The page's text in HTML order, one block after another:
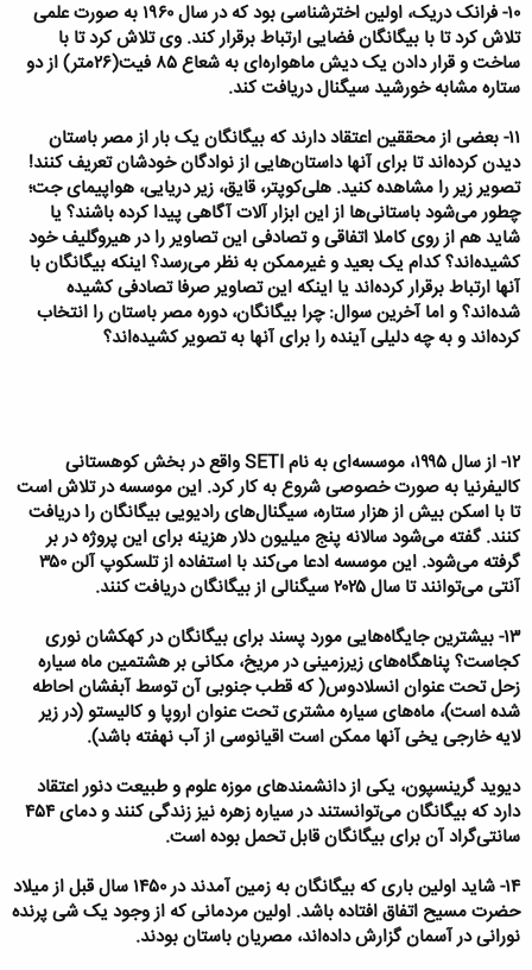
۱۰- فرانک دریک،‌ اولین اخترشناسی بود که در سال ۱۹۶۰ به صورت علمی
تلاش کرد تا با بیگانگان فضایی ارتباط برقرار کند. وی تلاش کرد تا با
ساخت و قرار دادن یک دیش ماهواره‌ای به شعاع ۸۵ فیت‌(۲۶متر) از دو
ستاره مشابه خورشید سیگنال دریافت کند.
۱۱- بعضی از محققین اعتقاد دارند که بیگانگان یک بار از مصر باستان
دیدن کرده‌اند تا برای آنها داستان‌هایی از نوادگان خودشان تعریف کنند!
تصویر زیر را مشاهده کنید. هلی‌کوپتر، قایق، زیر دریایی، هواپیمای جت؛
چطور می‌شود باستانی‌ها از این ابزار آلات آگاهی پیدا کرده باشند؟ یا
شاید هم از روی کاملا اتفاقی و تصادفی این تصاویر را در هیروگلیف خود
کشیده‌اند؟ کدام یک بعید و غیرممکن به نظر می‌رسد؟ اینکه بیگانگان با
آنها ارتباط برقرار کرده‌اند یا اینکه این تصاویر صرفا تصادفی کشیده
شده‌اند؟ و اما آخرین سوال: چرا بیگانگان، دوره مصر باستان را انتخاب
کرده‌اند و به چه دلیلی آینده را برای آنها به تصویر کشیده‌اند؟
۱۲- از سال ۱۹۹۵، موسسه‌ای به نام SETI‌ واقع در بخش کوهستانی
کالیفرنیا به صورت خصوصی شروع به کار کرد. این موسسه در تلاش است
تا با اسکن بیش از هزار ستاره، سیگنال‌های رادیویی بیگانگان را دریافت
کنند. گفته می‌شود سالانه پنج میلیون دلار هزینه برای این پروژه در بر
گرفته می‌شود. این موسسه ادعا می‌کند با استفاده از تلسکوپ آلن ۳۵۰
آنتی می‌توانند تا سال ۲۰۲۵ سیگنالی از بیگانگان دریافت کنند.
۱۳- بیشترین جایگاه‌هایی مورد پسند برای بیگانگان در کهکشان نوری
کجاست؟ پناهگاه‌های زیرزمینی در مریخ، مکانی بر هشتمین ماه سیاره
زحل تحت عنوان انسلادوس( که قطب جنوبی آن توسط آبفشان احاطه
شده است)، ماه‌های سیاره مشتری تحت عنوان اروپا و کالیستو (در زیر
لایه خارجی یخی آنها ممکن است اقیانوسی از آب نهفته باشد).
دیوید گرینسپون،‌ یکی از دانشمندهای موزه علوم و طبیعت دنور اعتقاد
دارد که بیگانگان می‌توانستند در سیاره زهره نیز زندگی کنند و دمای ۴۵۴
سانتی‌گراد آن برای بیگانگان قابل تحمل بوده است.
۱۴- شاید اولین باری که بیگانگان به زمین آمدند در ۱۴۵۰ سال قبل از میلاد
حضرت مسیح اتفاق افتاده باشد. اولین مردمانی که از وجود یک شی پرنده
نورانی در آسمان گزارش داده‌اند، مصریان باستان بودند.